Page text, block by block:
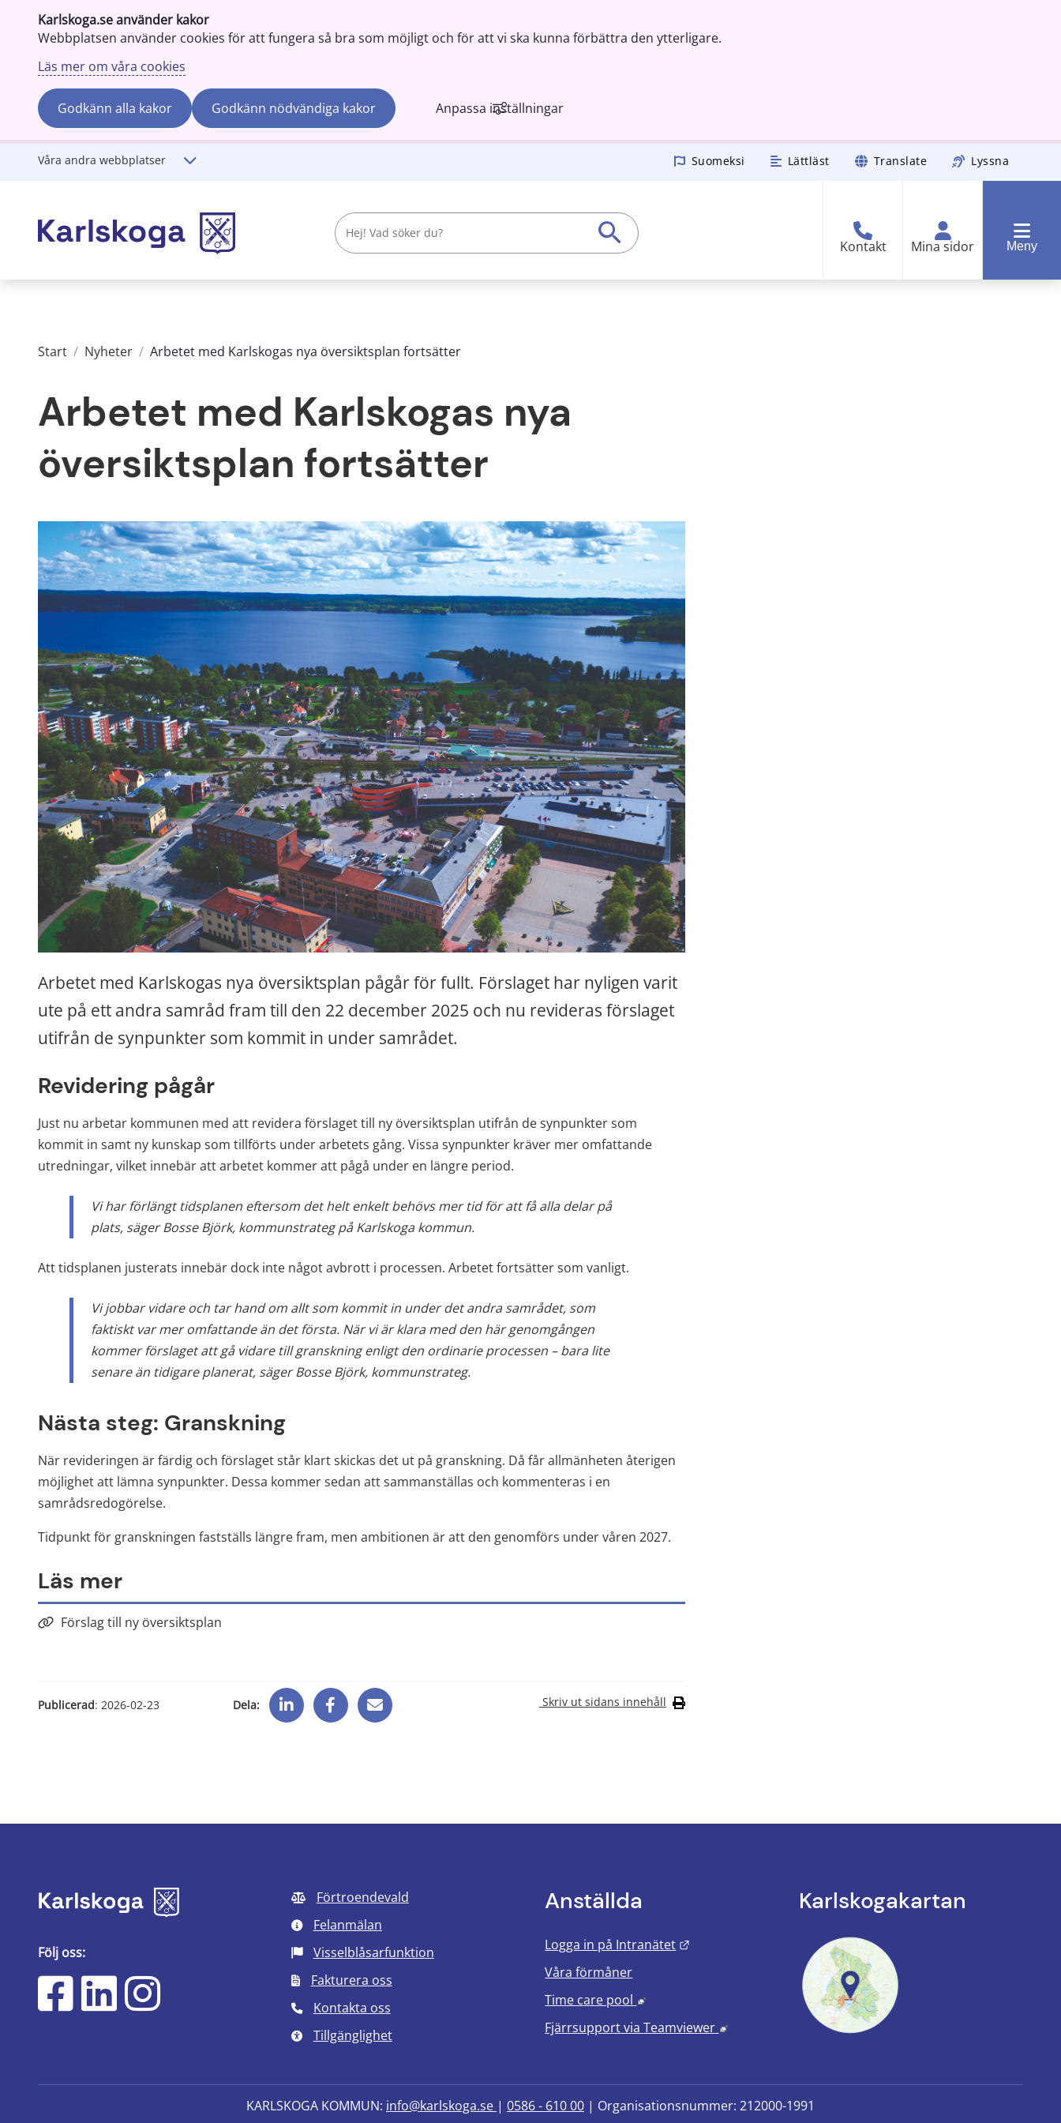
Karlskoga.se använder kakor
Webbplatsen använder cookies för att fungera så bra som möjligt och för att vi ska kunna förbättra den ytterligare.
Läs mer om våra cookies
Godkänn alla kakor Godkänn nödvändiga kakor Anpassa inställningar
Gå till innehåll
Våra andra webbplatser Suomeksi Lättläst Translate Lyssna
Kontakt Mina sidor Meny
Start / Nyheter / Arbetet med Karlskogas nya översiktsplan fortsätter
Arbetet med Karlskogas nya
översiktsplan fortsätter
Arbetet med Karlskogas nya översiktsplan pågår för fullt. Förslaget har nyligen varit
ute på ett andra samråd fram till den 22 december 2025 och nu revideras förslaget
utifrån de synpunkter som kommit in under samrådet.
Revidering pågår
Just nu arbetar kommunen med att revidera förslaget till ny översiktsplan utifrån de synpunkter som
kommit in samt ny kunskap som tillförts under arbetets gång. Vissa synpunkter kräver mer omfattande
utredningar, vilket innebär att arbetet kommer att pågå under en längre period.
Vi har förlängt tidsplanen eftersom det helt enkelt behövs mer tid för att få alla delar på
plats, säger Bosse Björk, kommunstrateg på Karlskoga kommun.
Att tidsplanen justerats innebär dock inte något avbrott i processen. Arbetet fortsätter som vanligt.
Vi jobbar vidare och tar hand om allt som kommit in under det andra samrådet, som
faktiskt var mer omfattande än det första. När vi är klara med den här genomgången
kommer förslaget att gå vidare till granskning enligt den ordinarie processen – bara lite
senare än tidigare planerat, säger Bosse Björk, kommunstrateg.
Nästa steg: Granskning
När revideringen är färdig och förslaget står klart skickas det ut på granskning. Då får allmänheten återigen
möjlighet att lämna synpunkter. Dessa kommer sedan att sammanställas och kommenteras i en
samrådsredogörelse.
Tidpunkt för granskningen fastställs längre fram, men ambitionen är att den genomförs under våren 2027.
Läs mer
Förslag till ny översiktsplan
Publicerad: 2026-02-23 Dela: Skriv ut sidans innehåll
Följ oss:
Förtroendevald
Felanmälan
Visselblåsarfunktion
Fakturera oss
Kontakta oss
Tillgänglighet
Anställda
Logga in på Intranätet
Länk till annan webbplats.
Våra förmåner
Time care pool
Länk till annan webbplats, öppnas i nytt fönster.
Fjärrsupport viaTeamviewer Länk till annan webbplats, öppnas i nytt fönster.
Karlskoga­kartan
KARLSKOGA KOMMUN: info@karlskoga.se | 0586 - 610 00 | Organisationsnummer: 212000-1991